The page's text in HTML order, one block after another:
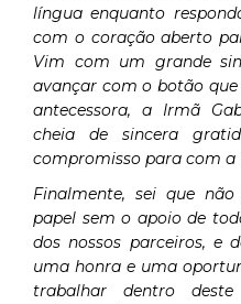
língua enquanto
com o coração aberto
Vim com um grande
avançar com o botão
antecessora, a Irmã
cheia de sincera
compromisso para com a
Finalmente, sei que não
papel sem o apoio de
dos nossos parceiros, e
uma honra e uma
trabalhar dentro